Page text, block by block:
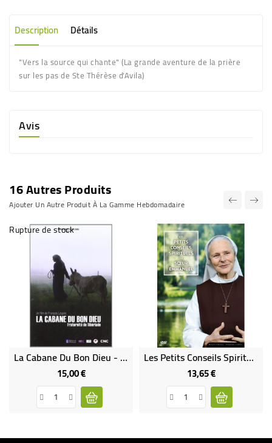
Description Détails
"Vers la source qui chante" (La grande aventure de la prière
sur les pas de Ste Thérèse d'Avila)
Avis
16 Autres Produits
Ajouter Un Autre Produit À La Gamme Hebdomadaire
Rupture de stock
La Cabane Du Bon Dieu - Fraternité De Tibériade
15,00 €Prix
Les Petits Conseils Spirituels De Soeur Emmanuel
13,65 €Prix